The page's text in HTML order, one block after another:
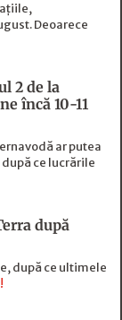
Deoarece
2 de la
încă 10-11
ar putea
ce lucrările
după
după ce ultimele